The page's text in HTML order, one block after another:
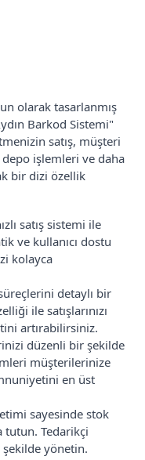
olarak tasarlanmış
Barkod Sistemi"
satış, müşteri
işlemleri ve daha
bir dizi özellik
satış sistemi ile
ve kullanıcı dostu
kolayca
detaylı bir
ile satışlarınızı
artırabilirsiniz.
düzenli bir şekilde
müşterilerinize
en üst
sayesinde stok
Tedarikçi
yönetin.